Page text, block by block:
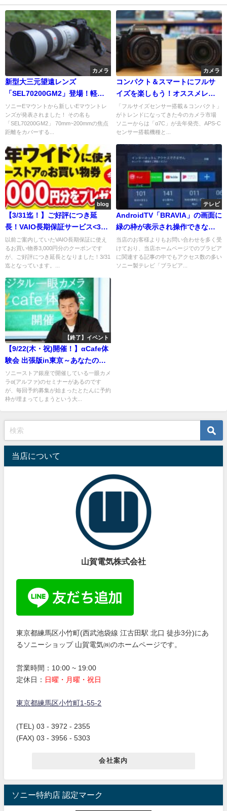
カメラ
新型大三元望遠レンズ
「SEL70200GM2」登場！軽量
＆高速＆使いやすさUPの新型
GMレンズ
ソニーEマウントから新しいEマウントレ
ンズが発表されました！ その名も
「SEL70200GM2」 70mm~200mmの焦点
距離をカバーする...
カメラ
コンパクト＆スマートにフルサ
イズを楽しもう！オススメレン
ズ5選
「フルサイズセンサー搭載＆コンパクト」
がトレンドになってきた今のカメラ市場
ソニーからは「α7C」が去年発売、APS-C
センサー搭載機種と...
blog
【3/31迄！】ご好評につき延
長！VAIO長期保証サービス<3年
ワイド>に使えるお買い物券
3,000円分をプレゼント！
以前ご案内していたVAIO長期保証に使え
るお買い物券3,000円分のクーポンです
が、ご好評につき延長となりました！3/31
迄となっています。...
テレビ
AndroidTV「BRAVIA」の画面に
緑の枠が表示され操作できない
場合の対処法【TalkBack】
当店のお客様よりもお問い合わせを多く受
けており、当店ホームページでのブラビア
に関連する記事の中でもアクセス数の多い
ソニー製テレビ「ブラビア...
【終了】イベント
【9/22(木・祝)開催！】αCafe体
験会 出張版in東京～あなたの街
にO講師がやってくる～
ソニーストア銀座で開催している一眼カメ
ラα(アルファ)のセミナーがあるのです
が、毎回予約募集が始まったとたんに予約
枠が埋まってしまうという大...
当店について
山賀電気株式会社
東京都練馬区小竹町(西武池袋線 江古田駅 北口 徒歩3分)にあ
るソニーショップ 山賀電気㈱のホームページです。
営業時間：10:00 ~ 19:00
定休日： 日曜・月曜・祝日
東京都練馬区小竹町1-55-2
(TEL) 03 - 3972 - 2355
(FAX) 03 - 3956 - 5303
会社案内
ソニー特約店 認定マーク